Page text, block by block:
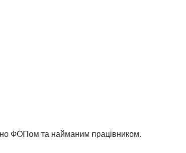
ФОПом та найманим працівником.